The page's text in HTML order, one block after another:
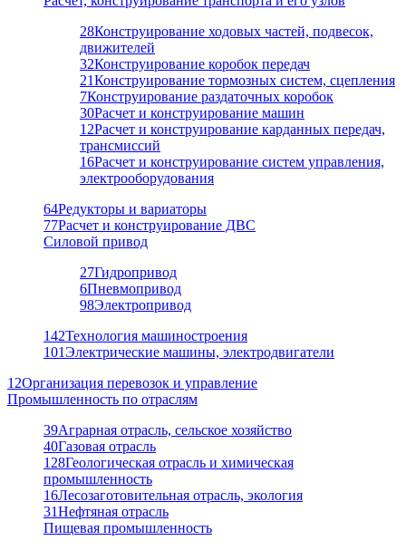
28Конструирование ходовых частей, подвесок,
движителей
32Конструирование коробок передач
21Конструирование тормозных систем, сцепления
7Конструирование раздаточных коробок
30Расчет и конструирование машин
12Расчет и конструирование карданных передач,
трансмиссий
16Расчет и конструирование систем управления,
электрооборудования
64Редукторы и вариаторы
77Расчет и конструирование ДВС
Силовой привод
27Гидропривод
6Пневмопривод
98Электропривод
142Технология машиностроения
101Электрические машины, электродвигатели
12Организация перевозок и управление
Промышленность по отраслям
39Аграрная отрасль, сельское хозяйство
40Газовая отрасль
128Геологическая отрасль и химическая
промышленность
16Лесозаготовительная отрасль, экология
31Нефтяная отрасль
Пищевая промышленность